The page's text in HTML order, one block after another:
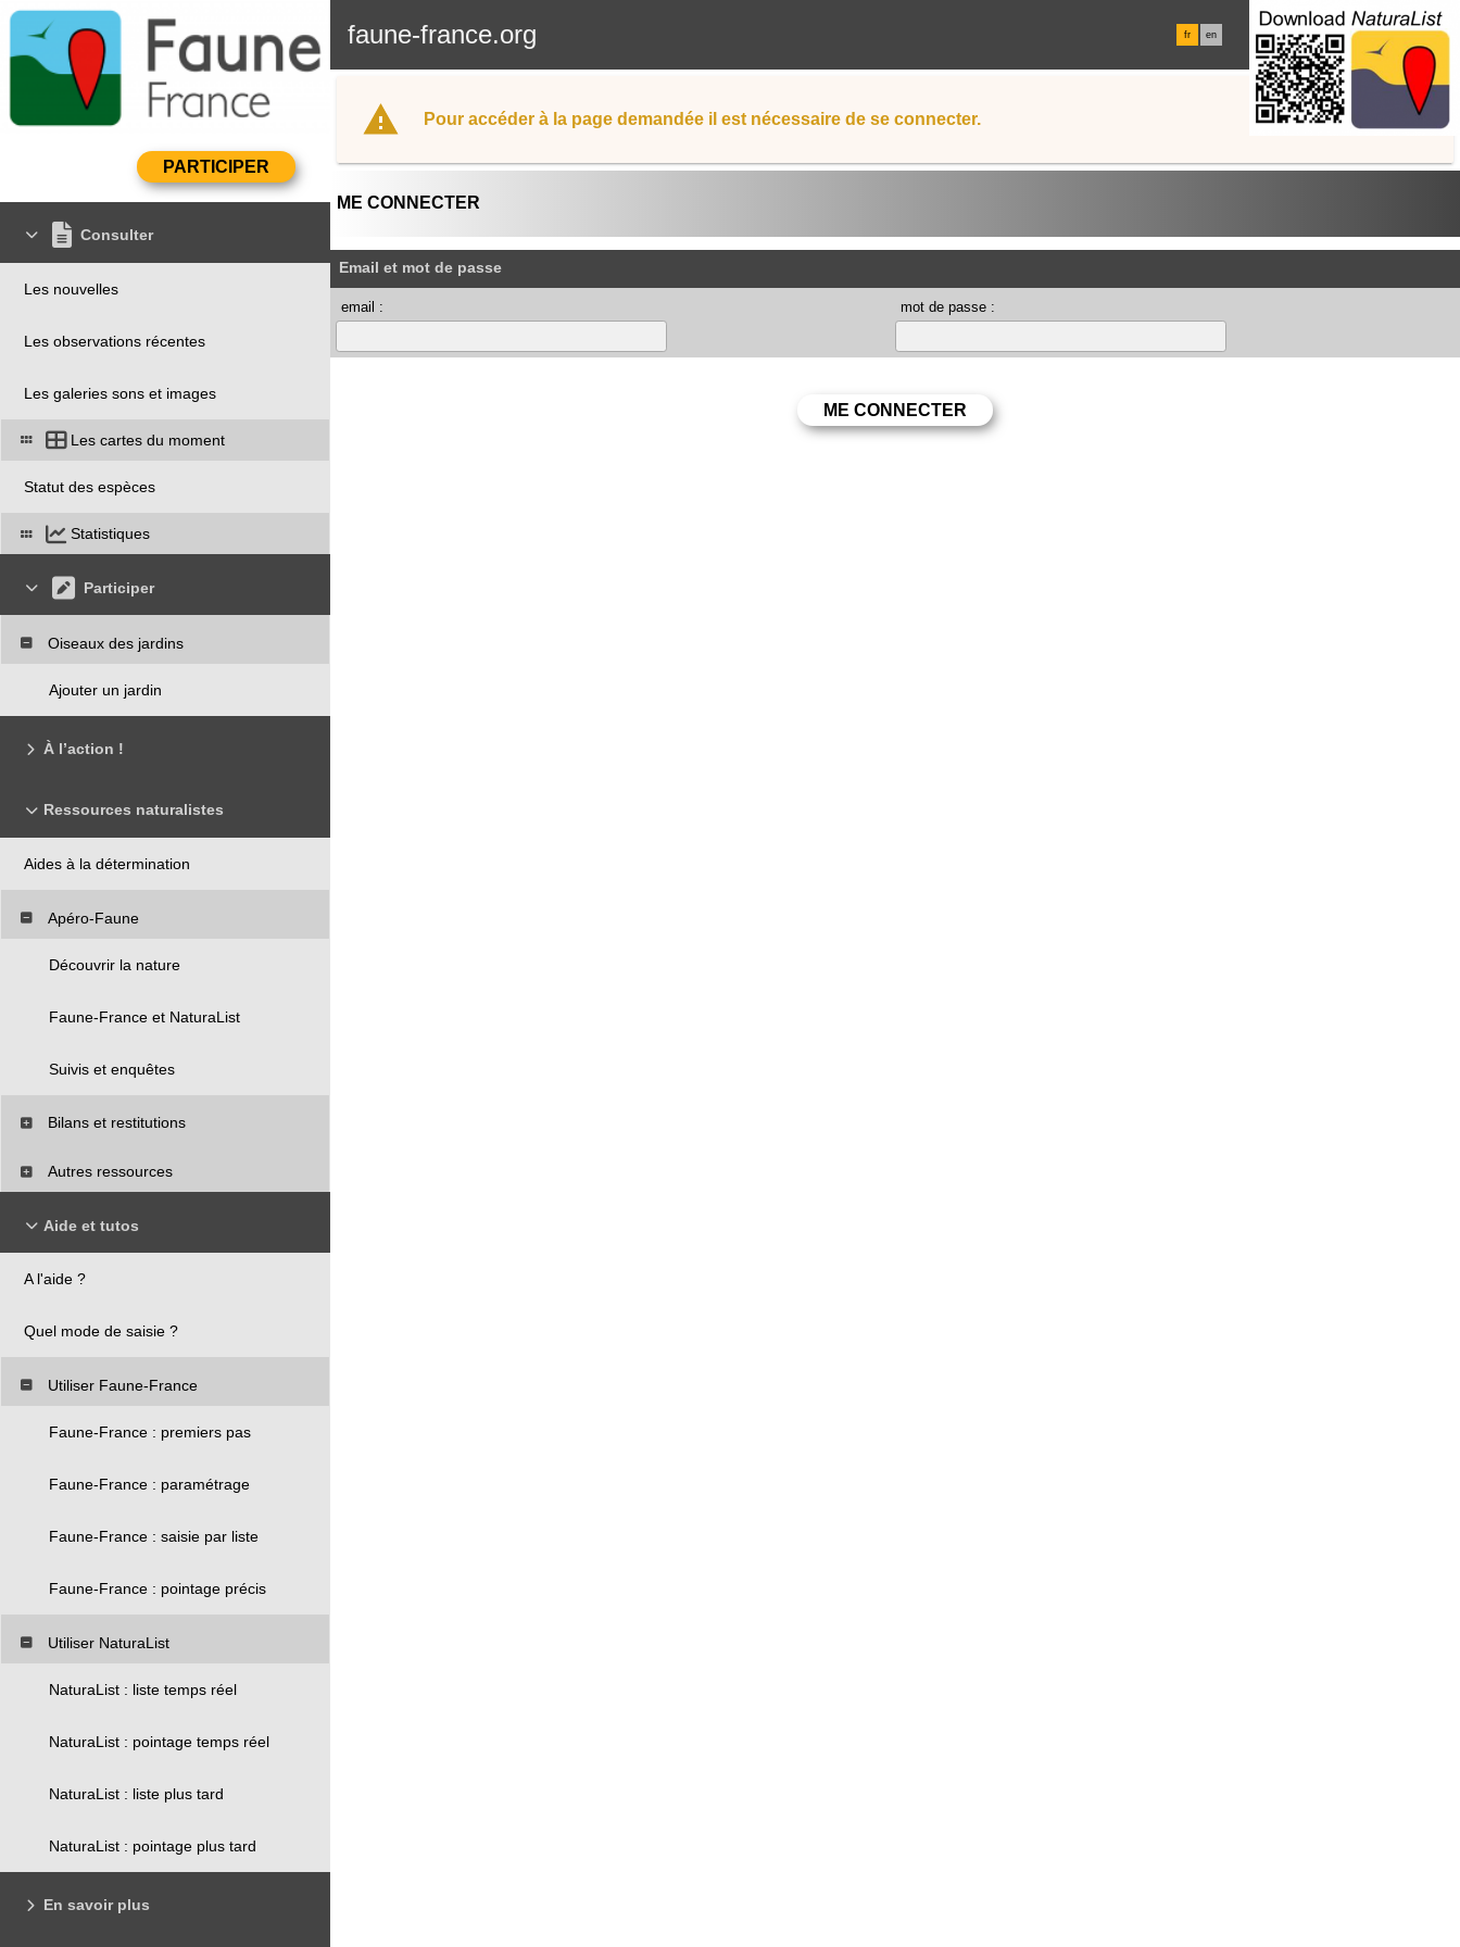
faune-france.org fr en
Consulter
Les nouvelles
Les observations récentes
Les galeries sons et images
Les cartes du moment
Statut des espèces
Statistiques
Participer
Oiseaux des jardins
Ajouter un jardin
À l’action !
Ressources naturalistes
Aides à la détermination
Apéro-Faune
Découvrir la nature
Faune-France et NaturaList
Suivis et enquêtes
Bilans et restitutions
Autres ressources
Aide et tutos
A l'aide ?
Quel mode de saisie ?
Utiliser Faune-France
Faune-France : premiers pas
Faune-France : paramétrage
Faune-France : saisie par liste
Faune-France : pointage précis
Utiliser NaturaList
NaturaList : liste temps réel
NaturaList : pointage temps réel
NaturaList : liste plus tard
NaturaList : pointage plus tard
En savoir plus
Pour accéder à la page demandée il est nécessaire de se connecter.
ME CONNECTER
Email et mot de passe
email : mot de passe :